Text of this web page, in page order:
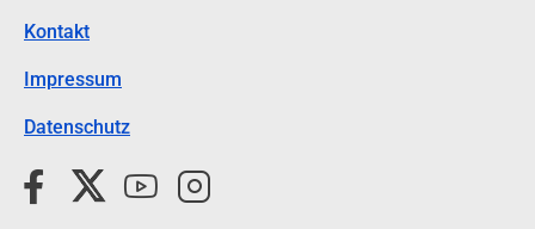
Kontakt
Impressum
Datenschutz